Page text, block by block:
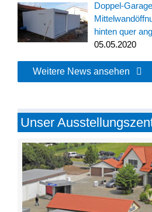
Doppel-
hinten quer
05.05.2020
Weitere News ansehen
Unser